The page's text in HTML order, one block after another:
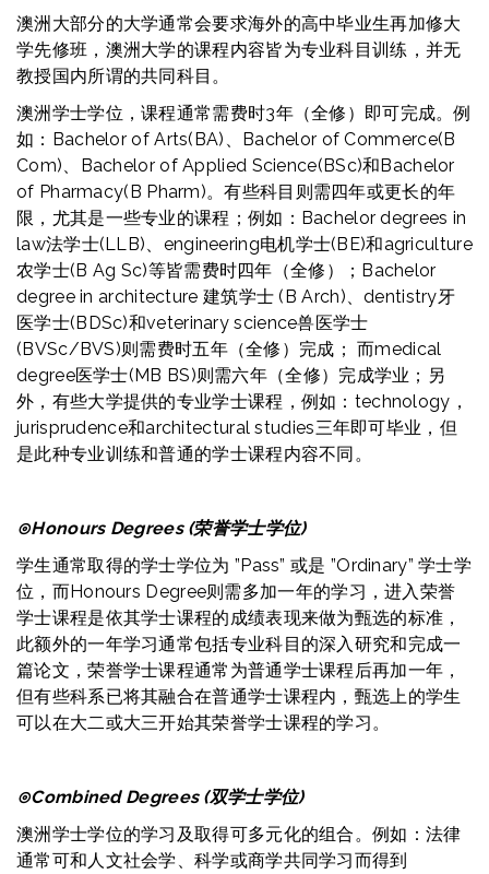
澳洲大部分的大学通常会要求海外的高中毕业生再加修大
学先修班，澳洲大学的课程内容皆为专业科目训练，并无
教授国内所谓的共同科目。
澳洲学士学位，课程通常需费时3年（全修）即可完成。例
如：Bachelor of Arts(BA)、Bachelor of Commerce(B
Com)、Bachelor of Applied Science(BSc)和Bachelor
of Pharmacy(B Pharm)。有些科目则需四年或更长的年
限，尤其是一些专业的课程；例如：Bachelor degrees in
law法学士(LLB)、engineering电机学士(BE)和agriculture
农学士(B Ag Sc)等皆需费时四年（全修）；Bachelor
degree in architecture 建筑学士 (B Arch)、dentistry牙
医学士(BDSc)和veterinary science兽医学士
(BVSc/BVS)则需费时五年（全修）完成； 而medical
degree医学士(MB BS)则需六年（全修）完成学业；另
外，有些大学提供的专业学士课程，例如：technology，
jurisprudence和architectural studies三年即可毕业，但
是此种专业训练和普通的学士课程内容不同。
⊙Honours Degrees (荣誉学士学位)
学生通常取得的学士学位为 ”Pass” 或是 ”Ordinary” 学士学
位，而Honours Degree则需多加一年的学习，进入荣誉
学士课程是依其学士课程的成绩表现来做为甄选的标准，
此额外的一年学习通常包括专业科目的深入研究和完成一
篇论文，荣誉学士课程通常为普通学士课程后再加一年，
但有些科系已将其融合在普通学士课程内，甄选上的学生
可以在大二或大三开始其荣誉学士课程的学习。
⊙Combined Degrees (双学士学位)
澳洲学士学位的学习及取得可多元化的组合。例如：法律
通常可和人文社会学、科学或商学共同学习而得到